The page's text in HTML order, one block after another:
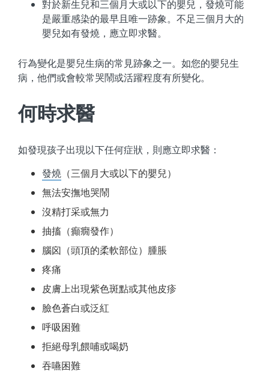
對於新生兒和三個月大或以下的嬰兒，發燒可能
是嚴重感染的最早且唯一跡象。不足三個月大的
嬰兒如有發燒，應立即求醫。
行為變化是嬰兒生病的常見跡象之一。如您的嬰兒生
病，他們或會較常哭鬧或活躍程度有所變化。
何時求醫
如發現孩子出現以下任何症狀，則應立即求醫：
發燒 （三個月大或以下的嬰兒）
無法安撫地哭鬧
沒精打采或無力
抽搐（癲癇發作）
腦囟（頭頂的柔軟部位）腫脹
疼痛
皮膚上出現紫色斑點或其他皮疹
臉色蒼白或泛紅
呼吸困難
拒絕母乳餵哺或喝奶
吞嚥困難